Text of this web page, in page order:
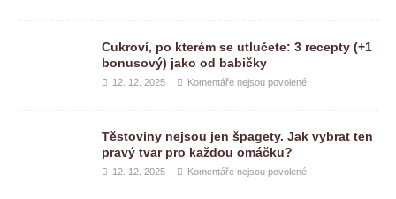
Cukroví, po kterém se utlučete: 3 recepty (+1
bonusový) jako od babičky
12. 12. 2025 Komentáře nejsou povolené
Těstoviny nejsou jen špagety. Jak vybrat ten
pravý tvar pro každou omáčku?
12. 12. 2025 Komentáře nejsou povolené